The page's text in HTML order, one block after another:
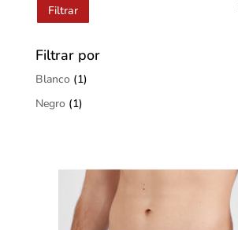
Filtrar
Filtrar por
Blanco (1)
Negro (1)